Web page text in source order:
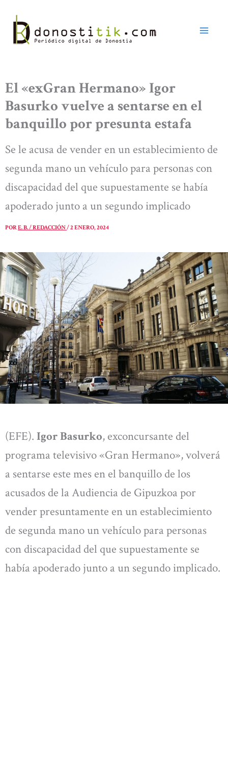
contenido
El «exGran Hermano» Igor
Basurko vuelve a sentarse en el
banquillo por presunta estafa
Se le acusa de vender en un establecimiento de
segunda mano un vehículo para personas con
discapacidad del que supuestamente se había
apoderado junto a un segundo implicado
PORE. B. / REDACCIÓN/2 ENERO, 2024
(EFE). Igor Basurko, exconcursante del
programa televisivo «Gran Hermano», volverá
a sentarse este mes en el banquillo de los
acusados de la Audiencia de Gipuzkoa por
vender presuntamente en un establecimiento
de segunda mano un vehículo para personas
con discapacidad del que supuestamente se
había apoderado junto a un segundo implicado.